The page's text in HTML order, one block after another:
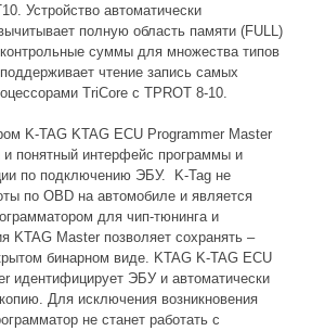
Устройство автоматически
полную область памяти (FULL)
суммы для множества типов
чтение запись самых
TriCore с TPROT 8-10.
K-TAG KTAG ECU Programmer Master
понятный интерфейс программы и
по подключению ЭБУ. K-Tag не
по OBD на автомобиле и является
для чип-тюнинга и
KTAG Master позволяет сохранять –
бинарном виде. KTAG K-TAG ECU
идентифицирует ЭБУ и автоматически
Для исключения возникновения
не станет работать с